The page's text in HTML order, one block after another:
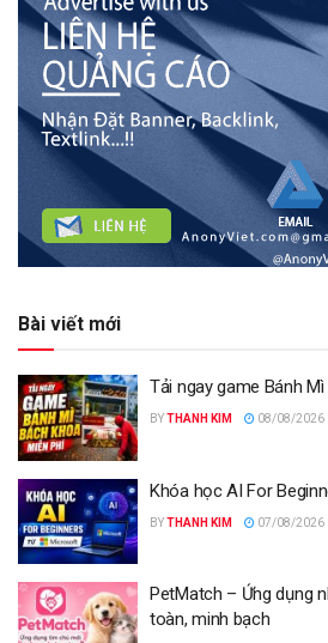
Bài viết mới
Tải ngay game Bánh
BYTHANH KIM 08/08/2026
Khóa học AI For
BYTHANH KIM 07/08/2026
PetMatch – Ứng dụng
toàn, minh bạch